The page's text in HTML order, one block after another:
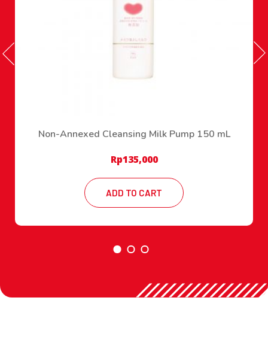
Non-Annexed Cleansing Milk Pump 150 mL
Rp135,000
ADD TO CART